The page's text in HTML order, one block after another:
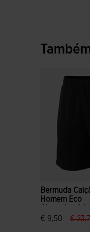
Bermuda
Homem Eco
Vermelho
€ 9,50 €